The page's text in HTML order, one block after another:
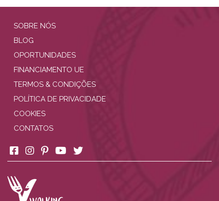
SOBRE NÓS
BLOG
OPORTUNIDADES
FINANCIAMENTO UE
TERMOS & CONDIÇÕES
POLÍTICA DE PRIVACIDADE
COOKIES
CONTATOS